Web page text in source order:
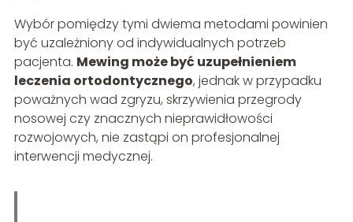
Wybór pomiędzy tymi dwiema metodami powinien
być uzależniony od indywidualnych potrzeb
pacjenta. Mewing może być uzupełnieniem
leczenia ortodontycznego, jednak w przypadku
poważnych wad zgryzu, skrzywienia przegrody
nosowej czy znacznych nieprawidłowości
rozwojowych, nie zastąpi on profesjonalnej
interwencji medycznej.